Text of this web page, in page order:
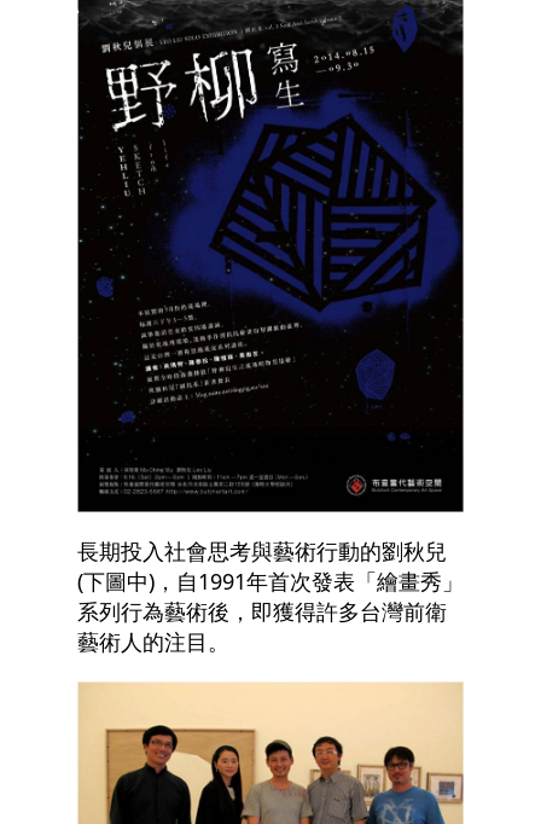
長期投入社會思考與藝術行動的劉秋兒
(下圖中)，自1991年首次發表「繪畫秀」
系列行為藝術後，即獲得許多台灣前衛
藝術人的注目。